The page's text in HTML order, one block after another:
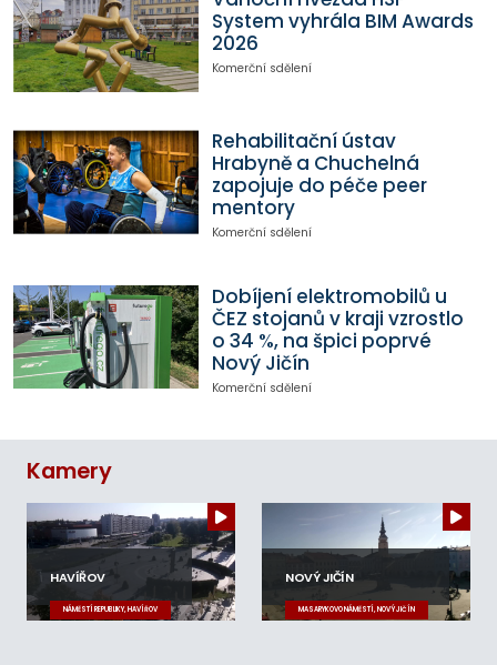
System vyhrála BIM Awards
2026
Komerční sdělení
Rehabilitační ústav
Hrabyně a Chuchelná
zapojuje do péče peer
mentory
Komerční sdělení
Dobíjení elektromobilů u
ČEZ stojanů v kraji vzrostlo
o 34 %, na špici poprvé
Nový Jičín
Komerční sdělení
Kamery
HAVÍŘOV
NÁMĚSTÍ REPUBLIKY, HAVÍŘOV
NOVÝ JIČÍN
MASARYKOVO NÁMĚSTÍ, NOVÝ JIČÍN